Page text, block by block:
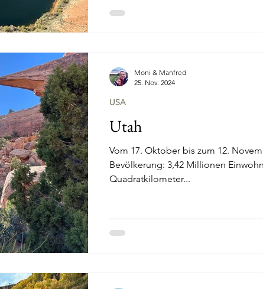
Utah
Vom 17. Oktober bis zum 12. November
Bevölkerung: 3,42 Millionen
Quadratkilometer...
USA
Moni & Manfred
25. Nov. 2024